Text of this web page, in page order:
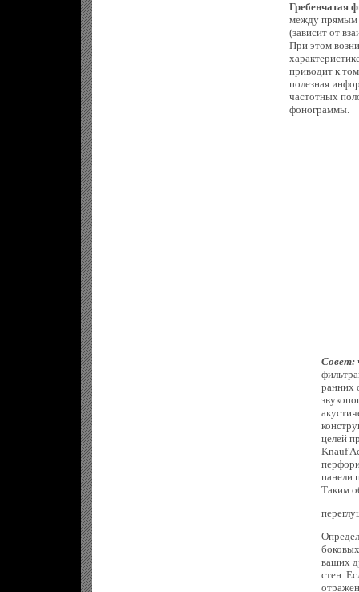
Гребенчатая
между прямым
(зависит от
При этом
приводит к
полезная
частотных
фонограммы.
Совет:
ранних
целей
Knauf
панели
Таким
ваших
стен.